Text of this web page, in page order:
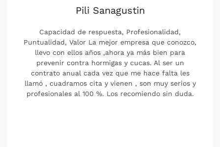
Pili Sanagustin
Capacidad de respuesta, Profesionalidad,
Puntualidad, Valor La mejor empresa que conozco,
llevo con ellos años ,ahora ya más bien para
prevenir contra hormigas y cucas. Al ser un
contrato anual cada vez que me hace falta les
llamó , cuadramos cita y vienen , son muy serios y
profesionales al 100 %. Los recomiendo sin duda.